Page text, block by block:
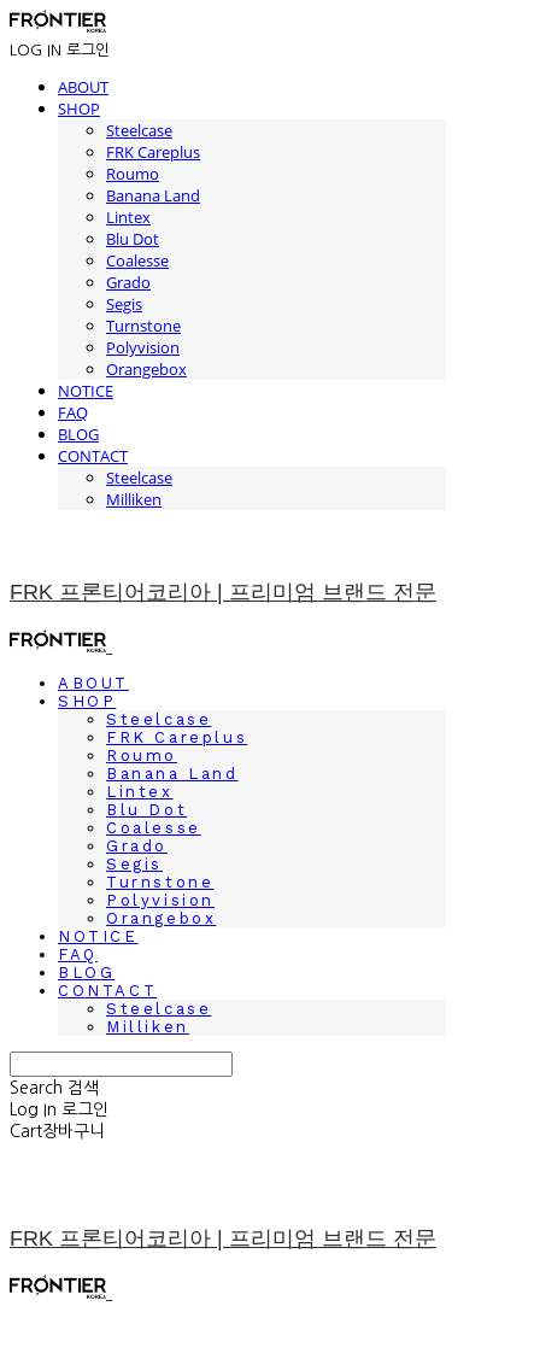
LOG IN 로그인
ABOUT
SHOP
Steelcase
FRK Careplus
Roumo
Banana Land
Lintex
Blu Dot
Coalesse
Grado
Segis
Turnstone
Polyvision
Orangebox
NOTICE
FAQ
BLOG
CONTACT
Steelcase
Milliken
FRK 프론티어코리아 | 프리미엄 브랜드 전문
ABOUT
SHOP
Steelcase
FRK Careplus
Roumo
Banana Land
Lintex
Blu Dot
Coalesse
Grado
Segis
Turnstone
Polyvision
Orangebox
NOTICE
FAQ
BLOG
CONTACT
Steelcase
Milliken
Search 검색
Log In 로그인
Cart장바구니
FRK 프론티어코리아 | 프리미엄 브랜드 전문